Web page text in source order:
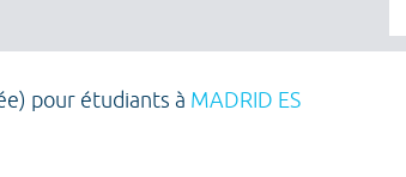
pour étudiants à MADRID ES